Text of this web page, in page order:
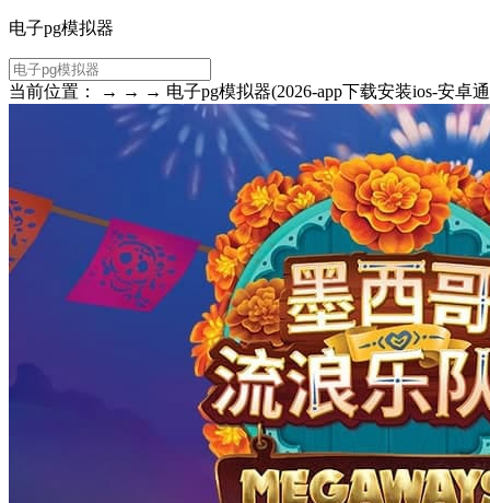
电子pg模拟器
当前位置： → → → 电子pg模拟器(2026-app下载安装ios-安卓